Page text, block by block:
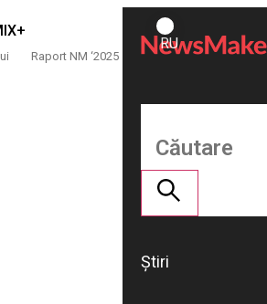
Raport NM ‘2025
ROMÂNĂ
RU
Susține
NM
Știri